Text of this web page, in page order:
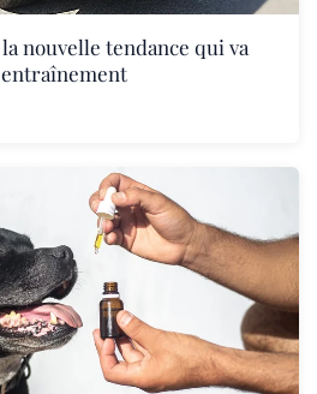
nouvelle tendance qui va